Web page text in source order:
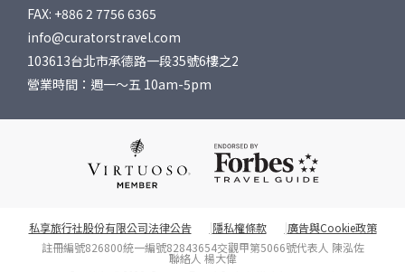
FAX: +886 2 7756 6365
info@curatorstravel.com
103613台北市承德路一段35號6樓之2
營業時間：週一～五 10am-5pm
私享旅行社股份有限公司法律公告 隱私權條款
廣告與Cookie政策
註冊編號826800統一編號82843654交觀甲第5066號代表人 陳泓佐
聯絡人 楊大偉